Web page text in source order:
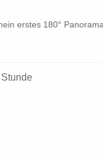
erstes 180°